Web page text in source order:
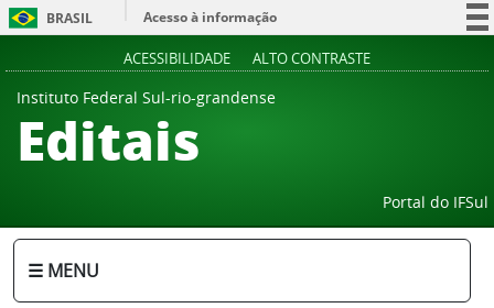
BRASIL
Acesso à informação
ACESSIBILIDADE ALTO CONTRASTE
Instituto Federal Sul-rio-grandense
Editais
Portal do IFSul
☰ MENU